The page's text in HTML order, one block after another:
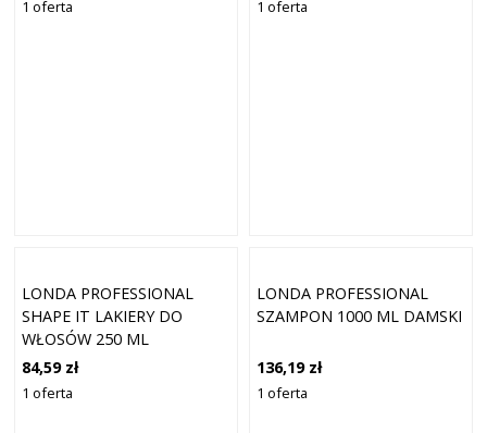
1 oferta 1 oferta
LONDA PROFESSIONAL
SHAPE IT LAKIERY DO
WŁOSÓW 250 ML
84,59 zł
1 oferta
LONDA PROFESSIONAL
SZAMPON 1000 ML DAMSKI
136,19 zł
1 oferta